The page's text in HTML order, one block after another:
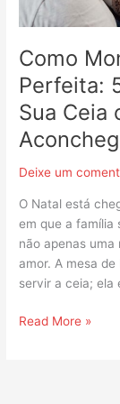
Como
Perfeita:
Sua Ceia
Deixe um
O Natal está
em que a família
não apenas
amor. A mesa
servir a ceia;
Transformar
Sua
Ceia
com
Simplicidade
e
Aconchego
Read More »